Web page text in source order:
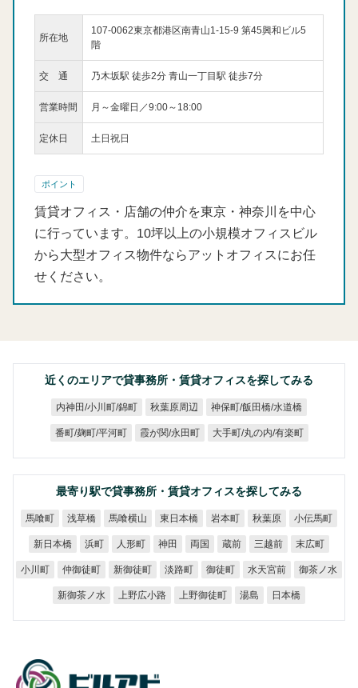
所在地
107-0062東京都港区南青山1-15-9 第45興和ビル5
階
交 通 乃木坂駅 徒歩2分 青山一丁目駅 徒歩7分
営業時間 月～金曜日／9:00～18:00
定休日 土日祝日
ポイント
賃貸オフィス・店舗の仲介を東京・神奈川を中心
に行っています。10坪以上の小規模オフィスビル
から大型オフィス物件ならアットオフィスにお任
せください。
近くのエリアで貸事務所・賃貸オフィスを探してみる
内神田/小川町/錦町 秋葉原周辺 神保町/飯田橋/水道橋
番町/麹町/平河町 霞が関/永田町 大手町/丸の内/有楽町
最寄り駅で貸事務所・賃貸オフィスを探してみる
馬喰町 浅草橋 馬喰横山 東日本橋 岩本町 秋葉原 小伝馬町
新日本橋 浜町 人形町 神田 両国 蔵前 三越前 末広町
小川町 仲御徒町 新御徒町 淡路町 御徒町 水天宮前 御茶ノ水
新御茶ノ水 上野広小路 上野御徒町 湯島 日本橋